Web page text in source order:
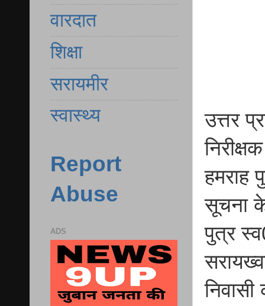
उत्तर
हमराह
सूचना
पुत्र
वारदात
शिक्षा
सरायमीर
स्वास्थ्य
Report
Abuse
ADS